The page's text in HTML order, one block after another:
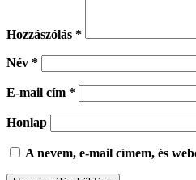
Hozzászólás *
Név *
E-mail cím *
Honlap
A nevem, e-mail címem, és